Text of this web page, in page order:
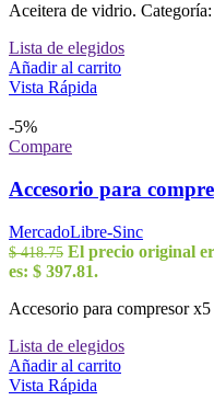
Aceitera de vidrio.
Lista de elegidos
Añadir al carrito
Vista Rápida
-5%
Compare
Accesorio para
MercadoLibre-Sinc
$418.75 El precio original
es: $ 397.81.
Accesorio para compresor
Lista de elegidos
Añadir al carrito
Vista Rápida